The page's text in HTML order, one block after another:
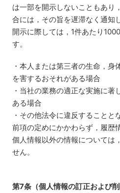
は一部を開示しないこともあり
合には，その旨を遅滞なく通知
開示に際しては，1件あたり
す。
・本人または第三者の生命，身
を害するおそれがある場合
・当社の業務の適正な実施に著
ある場合
・その他法令に違反することと
前項の定めにかかわらず，履歴
個人情報以外の情報については
せん。
第7条（個人情報の訂正および削